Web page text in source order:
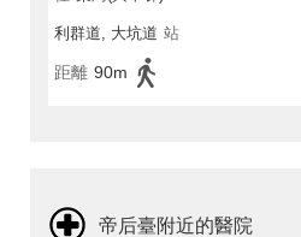
利群道, 大坑道 站
距離 90m
帝后臺附近的醫院